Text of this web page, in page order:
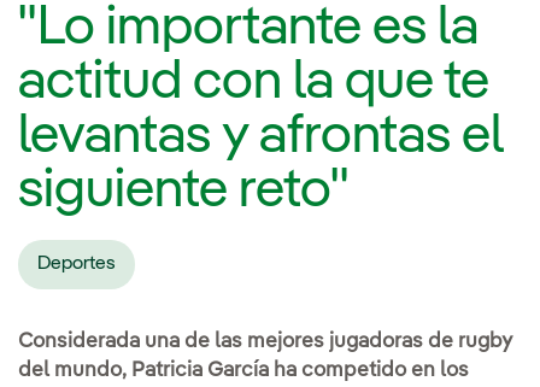
"Lo importante es la
actitud con la que te
levantas y afrontas el
siguiente reto"
Deportes
Considerada una de las mejores jugadoras de rugby
del mundo, Patricia García ha competido en los